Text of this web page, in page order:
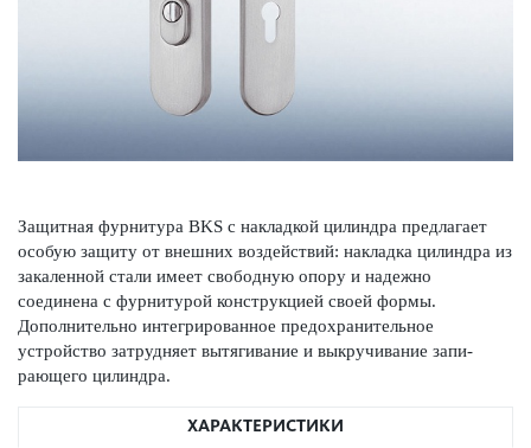
Защитная фурнитура BKS с накладкой цилиндра предлагает
особую защиту от внешних воздействий: накладка цилиндра из
зака­л­енной стали имеет свобо­дную опору и надежно
соединена с фурнитурой конструкцией своей формы.
Дополнительно интегриро­ванное предо­х­ранительное
устройство затрудняет вытя­гивание и выкручивание запи­
рающего цилиндра.
ХАРАКТЕРИСТИКИ